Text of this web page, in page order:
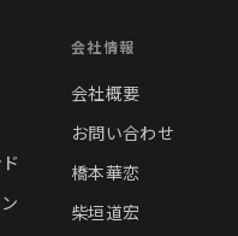
会社情報
会社概要
お問い合わせ
橋本華恋
柴垣道宏